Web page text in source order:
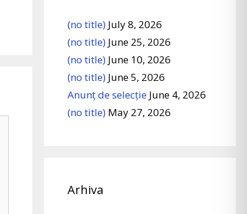
(no title) July 8, 2026
(no title) June 25, 2026
(no title) June 10, 2026
(no title) June 5, 2026
Anunț de selecție June 4, 2026
(no title) May 27, 2026
Arhiva